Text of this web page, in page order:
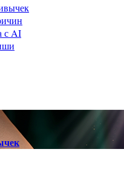
с AI